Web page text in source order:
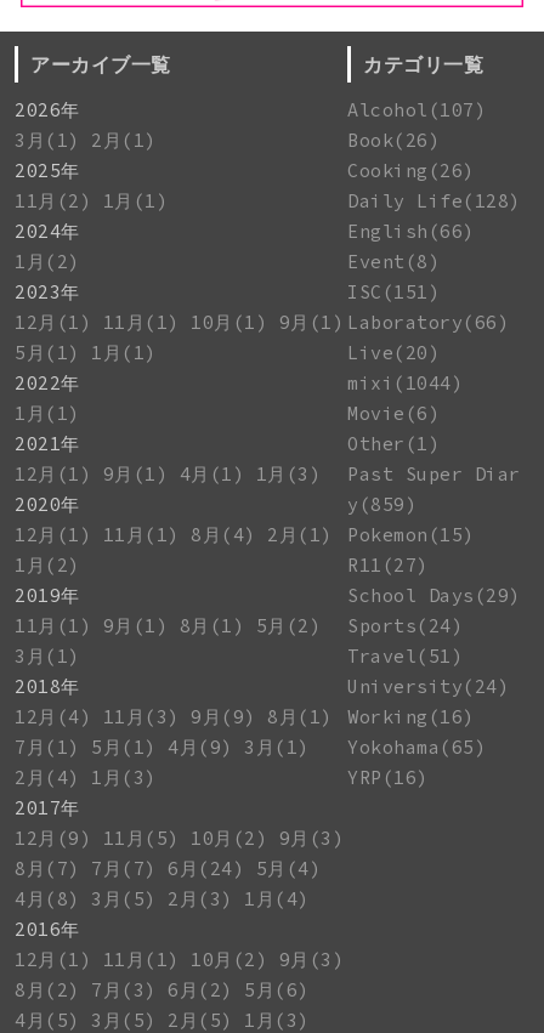
アーカイブ一覧
2026年
3月(1)
2月(1)
2025年
11月(2)
1月(1)
2024年
1月(2)
2023年
12月(1)
11月(1) 10月(1)
9月(1)
5月(1)
1月(1)
2022年
1月(1)
2021年
12月(1)
9月(1) 4月(1)
1月(3)
2020年
12月(1)
11月(1) 8月(4)
2月(1)
1月(2)
2019年
11月(1)
9月(1) 8月(1)
5月(2)
3月(1)
2018年
12月(4)
11月(3) 9月(9)
8月(1)
7月(1)
5月(1) 4月(9)
3月(1)
2月(4)
1月(3)
2017年
12月(9)
11月(5) 10月(2)
9月(3)
8月(7)
7月(7) 6月(24)
5月(4)
4月(8)
3月(5) 2月(3)
1月(4)
2016年
12月(1)
11月(1) 10月(2)
9月(3)
8月(2)
7月(3) 6月(2)
5月(6)
4月(5)
3月(5) 2月(5)
1月(3)
カテゴリ一覧
Alcohol(107)
Book(26)
Cooking(26)
Daily Life(128)
English(66)
Event(8)
ISC(151)
Laboratory(66)
Live(20)
mixi(1044)
Movie(6)
Other(1)
Past Super Diar
y(859)
Pokemon(15)
R11(27)
School Days(29)
Sports(24)
Travel(51)
University(24)
Working(16)
Yokohama(65)
YRP(16)